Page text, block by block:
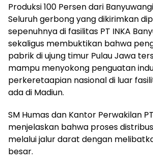
Produksi 100 Persen dari Banyuwangi
Seluruh gerbong yang dikirimkan
sepenuhnya di fasilitas PT INKA
sekaligus membuktikan bahwa
pabrik di ujung timur Pulau Jawa
mampu menyokong penguatan
perkeretaapian nasional di luar
ada di Madiun.
SM Humas dan Kantor Perwakilan
menjelaskan bahwa proses
melalui jalur darat dengan
besar.